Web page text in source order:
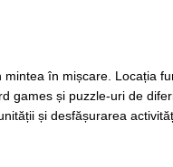
în mișcare. Locația
games și puzzle-uri de
și desfășurarea